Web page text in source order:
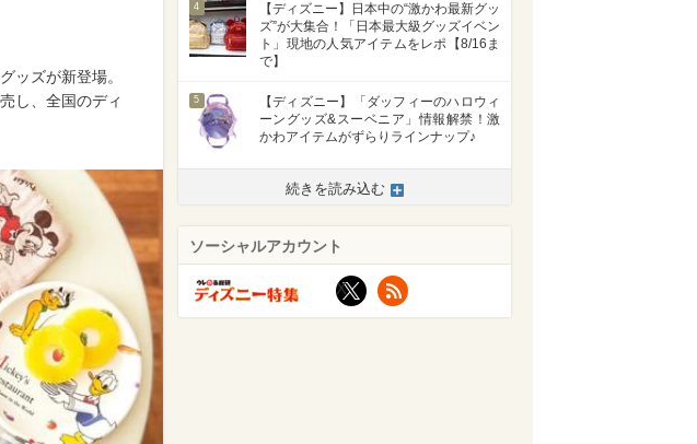
ッズが新登場。
し、全国のディ
4
【ディズニー】日本中の“激かわ最新グッ
ズ”が大集合！「日本最大級グッズイベン
ト」現地の人気アイテムをレポ【8/16ま
で】
5
【ディズニー】「ダッフィーのハロウィ
ーングッズ&スーベニア」情報解禁！激
かわアイテムがずらりラインナップ♪
続きを読み込む
ソーシャルアカウント
X